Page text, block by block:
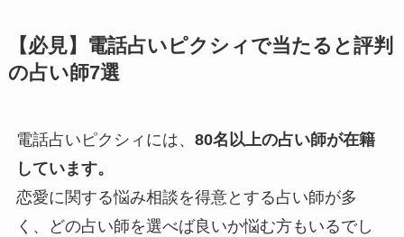
【必見】電話占いピクシィで当たると評判
の占い師7選
電話占いピクシィには、 80名以上の占い師が在籍
しています。
恋愛に関する悩み相談を得意とする占い師が多
く、どの占い師を選べば良いか悩む方もいるでし